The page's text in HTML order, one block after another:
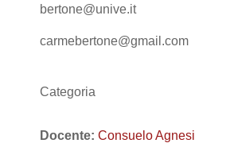
bertone@unive.it
carmebertone@gmail.com
Categoria
Docente: Consuelo Agnesi